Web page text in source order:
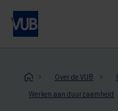
Overslaan
naar
inhoud
Over de VUB
Werken aan duurzaamheid